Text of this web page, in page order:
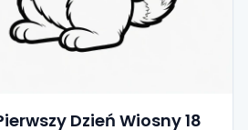
Dzień Wiosny 18